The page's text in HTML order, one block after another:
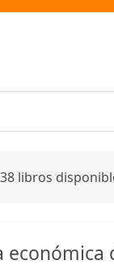
libros
económica